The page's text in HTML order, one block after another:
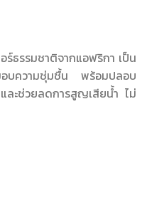
:
ร์ธรรมชาติจากแอฟริกา เป็น
บความชุ่มชื้น พร้อมปลอบ
ละช่วยลดการสูญเสียน้ำ ไม่